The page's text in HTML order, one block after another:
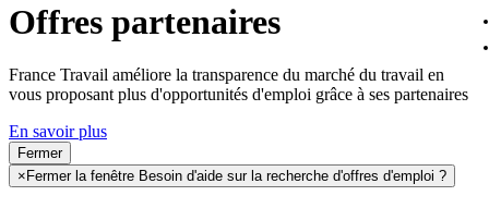
Offres partenaires
France Travail améliore la transparence du marché du travail en
vous proposant plus d'opportunités d'emploi grâce à ses partenaires
En savoir plus
Fermer
× Fermer la fenêtre Besoin d'aide sur la recherche d'offres d'emploi ?